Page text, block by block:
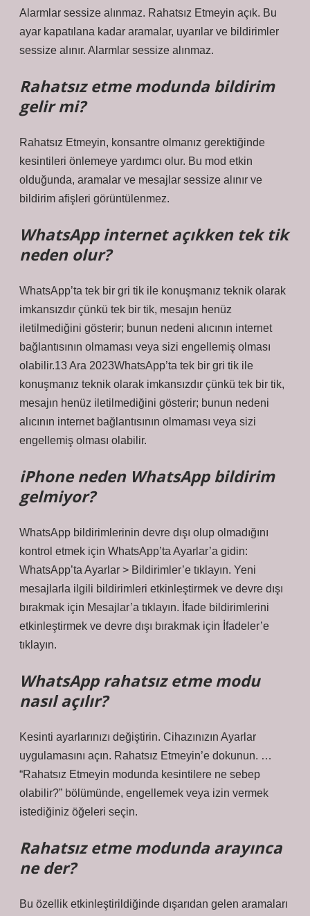
Alarmlar sessize alınmaz. Rahatsız Etmeyin açık. Bu
ayar kapatılana kadar aramalar, uyarılar ve bildirimler
sessize alınır. Alarmlar sessize alınmaz.
Rahatsız etme modunda bildirim
gelir mi?
Rahatsız Etmeyin, konsantre olmanız gerektiğinde
kesintileri önlemeye yardımcı olur. Bu mod etkin
olduğunda, aramalar ve mesajlar sessize alınır ve
bildirim afişleri görüntülenmez.
WhatsApp internet açıkken tek tik
neden olur?
WhatsApp’ta tek bir gri tik ile konuşmanız teknik olarak
imkansızdır çünkü tek bir tik, mesajın henüz
iletilmediğini gösterir; bunun nedeni alıcının internet
bağlantısının olmaması veya sizi engellemiş olması
olabilir.13 Ara 2023WhatsApp’ta tek bir gri tik ile
konuşmanız teknik olarak imkansızdır çünkü tek bir tik,
mesajın henüz iletilmediğini gösterir; bunun nedeni
alıcının internet bağlantısının olmaması veya sizi
engellemiş olması olabilir.
iPhone neden WhatsApp bildirim
gelmiyor?
WhatsApp bildirimlerinin devre dışı olup olmadığını
kontrol etmek için WhatsApp’ta Ayarlar’a gidin:
WhatsApp’ta Ayarlar > Bildirimler’e tıklayın. Yeni
mesajlarla ilgili bildirimleri etkinleştirmek ve devre dışı
bırakmak için Mesajlar’a tıklayın. İfade bildirimlerini
etkinleştirmek ve devre dışı bırakmak için İfadeler’e
tıklayın.
WhatsApp rahatsız etme modu
nasıl açılır?
Kesinti ayarlarınızı değiştirin. Cihazınızın Ayarlar
uygulamasını açın. Rahatsız Etmeyin’e dokunun. …
“Rahatsız Etmeyin modunda kesintilere ne sebep
olabilir?” bölümünde, engellemek veya izin vermek
istediğiniz öğeleri seçin.
Rahatsız etme modunda arayınca
ne der?
Bu özellik etkinleştirildiğinde dışarıdan gelen aramaları